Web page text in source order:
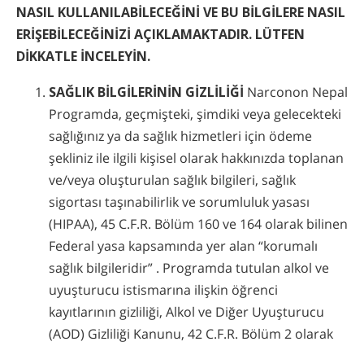
NASIL KULLANILABİLECEĞİNİ VE BU BİLGİLERE NASIL
ERİŞEBİLECEĞİNİZİ AÇIKLAMAKTADIR. LÜTFEN
DİKKATLE İNCELEYİN.
SAĞLIK BİLGİLERİNİN GİZLİLİĞİ Narconon Nepal
Programda, geçmişteki, şimdiki veya gelecekteki
sağlığınız ya da sağlık hizmetleri için ödeme
şekliniz ile ilgili kişisel olarak hakkınızda toplanan
ve/veya oluşturulan sağlık bilgileri, sağlık
sigortası taşınabilirlik ve sorumluluk yasası
(HIPAA), 45 C.F.R. Bölüm 160 ve 164 olarak bilinen
Federal yasa kapsamında yer alan “korumalı
sağlık bilgileridir” . Programda tutulan alkol ve
uyuşturucu istismarına ilişkin öğrenci
kayıtlarının gizliliği, Alkol ve Diğer Uyuşturucu
(AOD) Gizliliği Kanunu, 42 C.F.R. Bölüm 2 olarak